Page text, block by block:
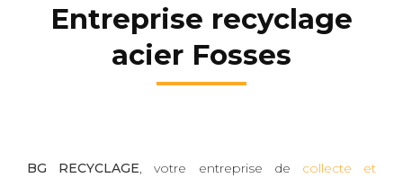
Entreprise recyclage
acier Fosses
BG RECYCLAGE, votre entreprise de collecte et